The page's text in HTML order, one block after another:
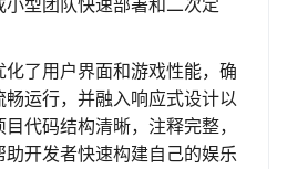
型团队快速部署和二次定
了用户界面和游戏性能，确
运行，并融入响应式设计以
代码结构清晰，注释完整，
开发者快速构建自己的娱乐